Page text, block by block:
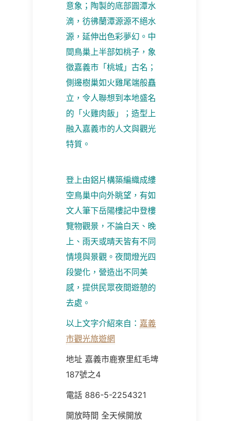
意象；陶製的底部圓潭水
滴，彷彿蘭潭源源不絕水
源，延伸出色彩夢幻。中
間鳥巢上半部如桃子，象
徵嘉義市「桃城」古名；
側邊樹巢如火雞尾端般矗
立，令人聯想到本地盛名
的「火雞肉飯」；造型上
融入嘉義市的人文與觀光
特質。
登上由鋁片構築編織成縷
空鳥巢中向外眺望，有如
文人筆下岳陽樓記中登樓
覽物觀景，不論白天、晚
上、雨天或晴天皆有不同
情境與景觀。夜間燈光四
段變化，營造出不同美
感，提供民眾夜間遊憩的
去處。
以上文字介紹來自： 嘉義
市觀光旅遊網
地址 嘉義市鹿寮里紅毛埤
187號之4
電話 886-5-2254321
開放時間 全天候開放